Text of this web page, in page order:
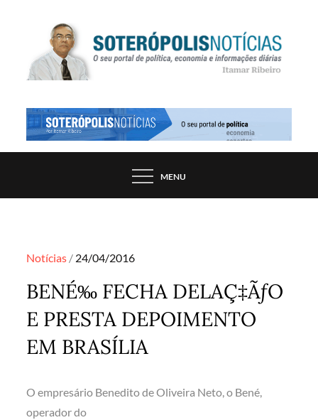
SOTERÓPOLIS NOTÍCIAS
PORTAL DE NOTÍCIAS DE SALVADOR E
MENU
Notícias Posted
on
24/04/2016
BENÉ‰ FECHA DELAÇ‡ÃƒO
E PRESTA DEPOIMENTO
EM BRASÍLIA
O empresário Benedito de Oliveira Neto, o Bené,
operador do